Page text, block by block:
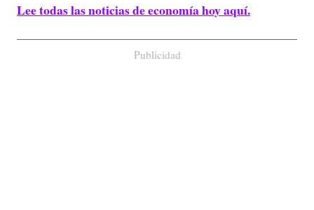
Lee todas las noticias de economía hoy aquí.
Publicidad